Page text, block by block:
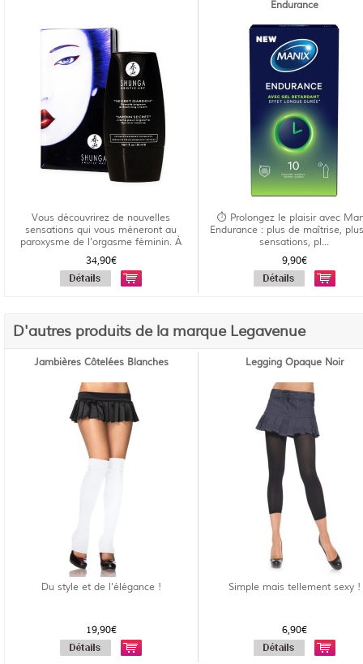
Vous découvrirez de nouvelles
sensations qui vous mèneront au
paroxysme de l'orgasme féminin. À
uti...
34,90€
Endurance
⏱️ Prolongez le plaisir avec
Endurance : plus de maîtrise,
sensations, pl...
9,90€
D'autres produits de la marque Legavenue
Jambières Côtelées Blanches
Du style et de l'élégance !
19,90€
Legging Opaque Noir
Simple mais tellement sexy !
6,90€